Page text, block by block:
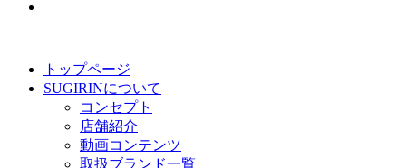
トップページ
SUGIRINについて
コンセプト
店舗紹介
動画コンテンツ
取扱ブランド一覧